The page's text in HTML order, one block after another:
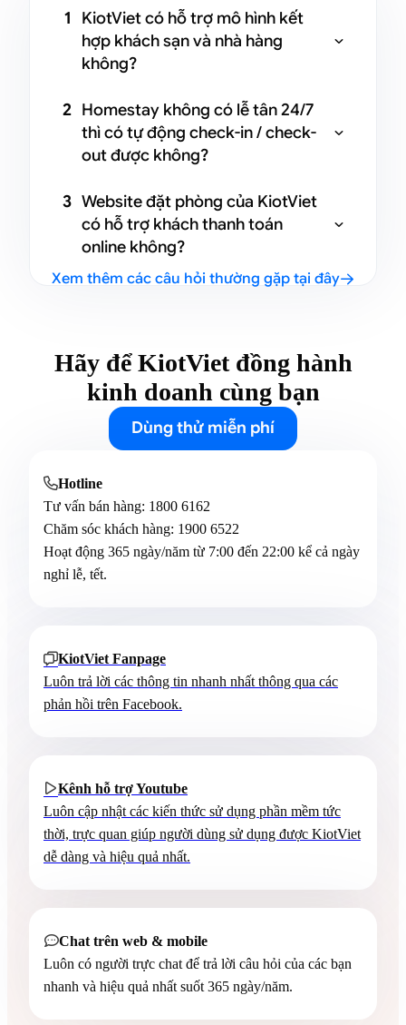
1
KiotViet có hỗ trợ mô hình kết
hợp khách sạn và nhà hàng
không?

Có. Bạn đăng ký song song 2 gói
KiotViet Hotel và KiotViet F&B – hai
phần mềm kết nối liền mạch, order
nhà hàng tự động cộng vào hóa đơn
check-out.
2 Homestay không có lễ tân 24/7
thì có tự động check-in / check-
out được không?

check-in / check-out đúng giờ đã đặt,
tạo hóa đơn thanh toán tự động, đồng
thời gửi thông báo real-time về chủ
nhà để nắm tình hình mọi lúc.
3 Website đặt phòng của KiotViet
có hỗ trợ khách thanh toán
online không?

Có. Website đặt phòng KiotViet đã
app khác.
Xem thêm các câu hỏi thường gặp tại đây
Hãy để KiotViet đồng hành
kinh doanh cùng bạn
Dùng thử miễn phí
Hotline
Tư vấn bán hàng: 1800 6162
Chăm sóc khách hàng: 1900 6522
Hoạt động 365 ngày/năm từ 7:00 đến 22:00 kể cả ngày
nghỉ lễ, tết.
KiotViet Fanpage
Luôn trả lời các thông tin nhanh nhất thông qua các
phản hồi trên Facebook.
Kênh hỗ trợ Youtube
Luôn cập nhật các kiến thức sử dụng phần mềm tức
thời, trực quan giúp người dùng sử dụng được KiotViet
dễ dàng và hiệu quả nhất.
Chat trên web & mobile
Luôn có người trực chat để trả lời câu hỏi của các bạn
nhanh và hiệu quả nhất suốt 365 ngày/năm.